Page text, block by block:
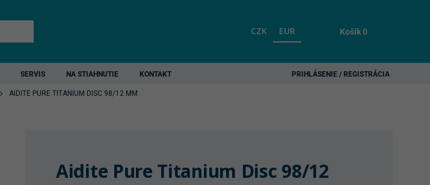
CZK EUR Košík0
SERVIS NA STIAHNUTIE KONTAKT PRIHLÁSENIE / REGISTRÁCIA
AIDITE PURE TITANIUM DISC 98/12 MM
Aidite Pure Titanium Disc 98/12